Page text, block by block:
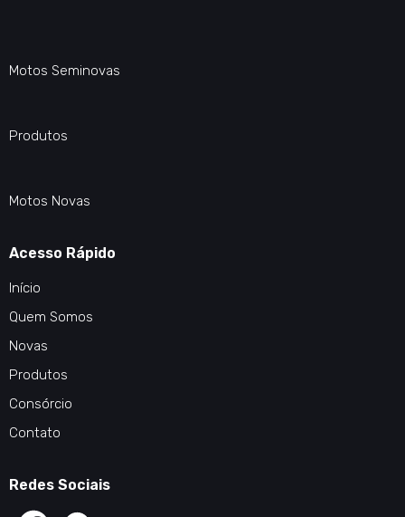
Motos Seminovas
Produtos
Motos Novas
Acesso Rápido
Início
Quem Somos
Novas
Produtos
Consórcio
Contato
Redes Sociais